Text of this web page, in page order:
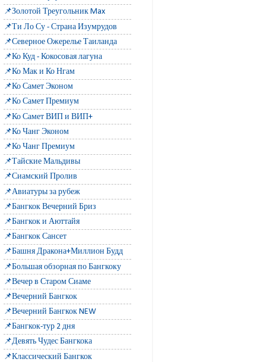
📌Золотой Треугольник Max
📌Ти Ло Су - Страна Изумрудов
📌Северное Ожерелье Таиланда
📌Ко Куд - Кокосовая лагуна
📌Ко Мак и Ко Нгам
📌Ко Самет Эконом
📌Ко Самет Премиум
📌Ко Самет ВИП и ВИП+
📌Ко Чанг Эконом
📌Ко Чанг Премиум
📌Тайские Мальдивы
📌Сиамский Пролив
📌Авиатуры за рубеж
📌Бангкок Вечерний Бриз
📌Бангкок и Аюттайя
📌Бангкок Сансет
📌Башня Дракона+Миллион Будд
📌Большая обзорная по Бангкоку
📌Вечер в Старом Сиаме
📌Вечерний Бангкок
📌Вечерний Бангкок NEW
📌Бангкок-тур 2 дня
📌Девять Чудес Бангкока
📌Классический Бангкок